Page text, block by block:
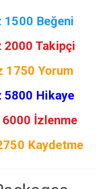
Beğeni
Takipçi
1750 Yorum
5800 Hikaye
İzlenme
Kaydetme